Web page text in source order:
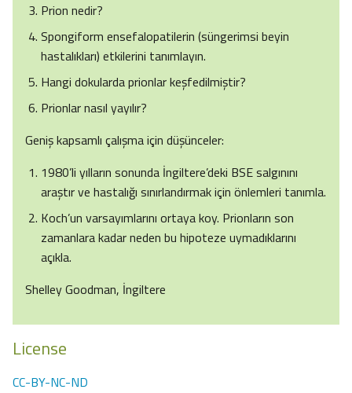
Prion nedir?
Spongiform ensefalopatilerin (süngerimsi beyin
hastalıkları) etkilerini tanımlayın.
Hangi dokularda prionlar keşfedilmiştir?
Prionlar nasıl yayılır?
Geniş kapsamlı çalışma için düşünceler:
1980’li yılların sonunda İngiltere’deki BSE salgınını
araştır ve hastalığı sınırlandırmak için önlemleri tanımla.
Koch’un varsayımlarını ortaya koy. Prionların son
zamanlara kadar neden bu hipoteze uymadıklarını
açıkla.
Shelley Goodman, İngiltere
License
CC-BY-NC-ND